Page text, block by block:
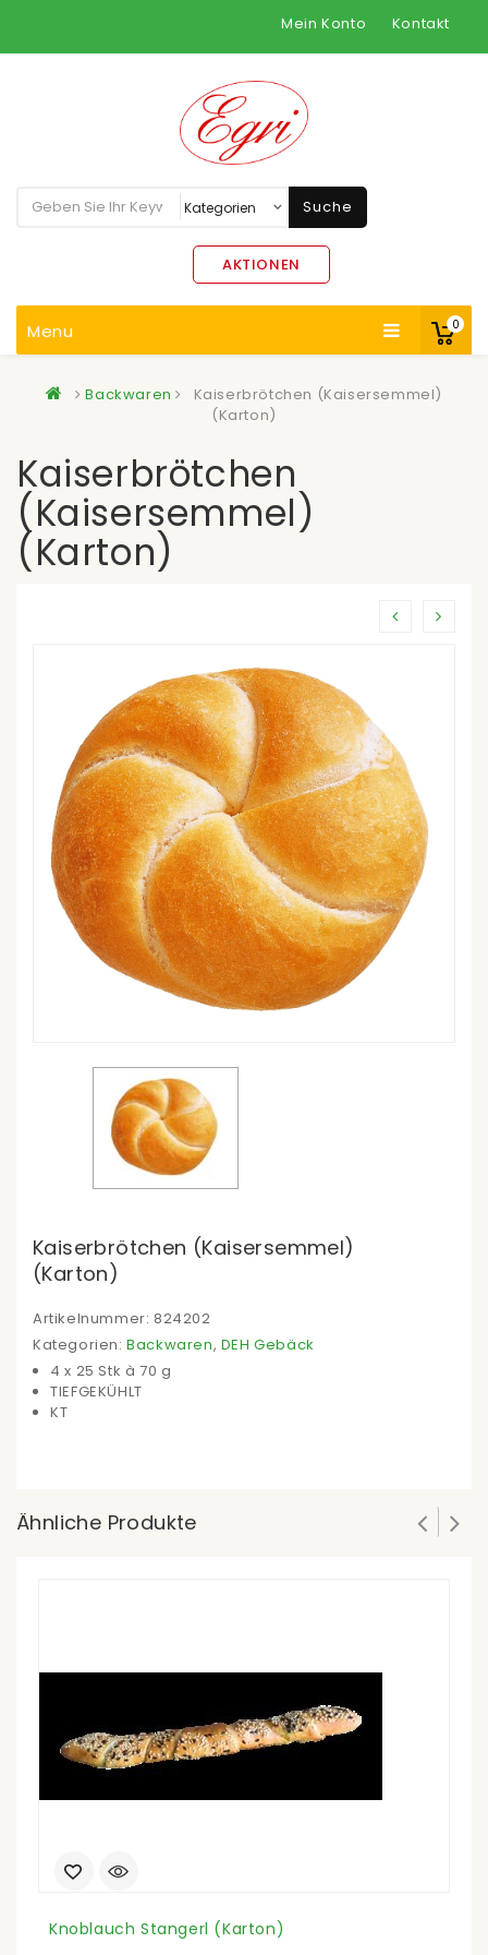
Mein Konto Kontakt
0
Suche
AKTIONEN
Menu
Backwaren
Kaiserbrötchen (Kaisersemmel)
(Karton)
Kaiserbrötchen
(Kaisersemmel)
(Karton)
Kaiserbrötchen (Kaisersemmel)
(Karton)
Artikelnummer: 824202
Kategorien:Backwaren, DEH Gebäck
4 x 25 Stk à 70 g
TIEFGEKÜHLT
KT
Ähnliche Produkte
Knoblauch Stangerl (Karton)